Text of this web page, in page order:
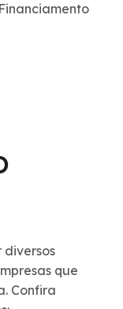
diversos
que
Confira